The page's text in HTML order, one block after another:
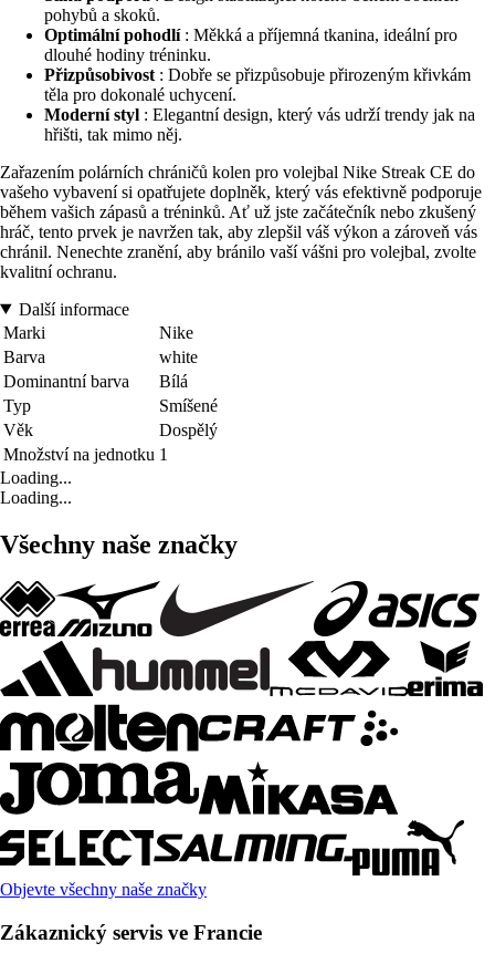
pohybů a skoků.
Optimální pohodlí: Měkká a příjemná tkanina, ideální pro
dlouhé hodiny tréninku.
Přizpůsobivost : Dobře se přizpůsobuje přirozeným křivkám
těla pro dokonalé uchycení.
Moderní styl : Elegantní design, který vás udrží trendy jak na
hřišti, tak mimo něj.
Zařazením polárních chráničů kolen pro volejbal Nike Streak CE do
vašeho vybavení si opatřujete doplněk, který vás efektivně podporuje
během vašich zápasů a tréninků. Ať už jste začátečník nebo zkušený
hráč, tento prvek je navržen tak, aby zlepšil váš výkon a zároveň vás
chránil. Nenechte zranění, aby bránilo vaší vášni pro volejbal, zvolte
kvalitní ochranu.
Další informace
Marki
Nike
Barva
white
Dominantní barva
Bílá
Typ
Smíšené
Věk
Dospělý
Množství na jednotku 1
Loading...
Loading...
Všechny naše značky
Objevte všechny naše značky
Zákaznický servis ve Francie